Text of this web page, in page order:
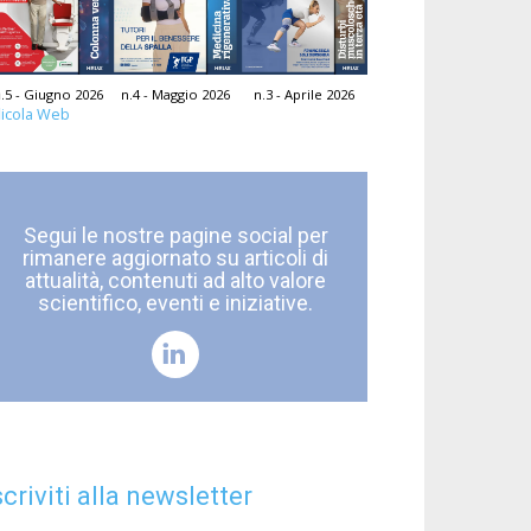
- Giugno 2026 n.4 - Maggio 2026 n.3 - Aprile 2026
Web
Segui le nostre pagine social per
rimanere aggiornato su articoli di
attualità, contenuti ad alto valore
scientifico, eventi e iniziative.
alla newsletter